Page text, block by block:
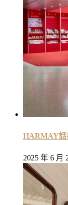
HARMAY話
2025 年 6 月